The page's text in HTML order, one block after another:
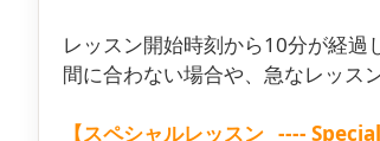
レッスン開始時刻から10分が経
間に合わない場合や、急なレッス
【スペシャルレッスン ----